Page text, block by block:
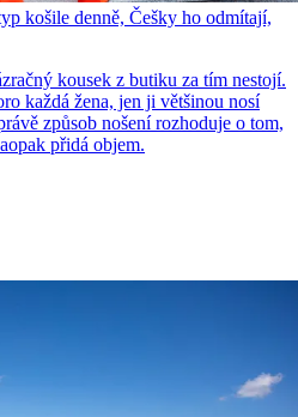
košile denně, Češky ho odmítají,
kousek z butiku za tím nestojí.
každá žena, jen ji většinou nosí
způsob nošení rozhoduje o tom,
přidá objem.